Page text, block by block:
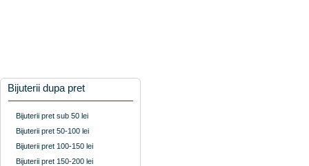
Bijuterii dupa pret
Bijuterii pret sub 50 lei
Bijuterii pret 50-100 lei
Bijuterii pret 100-150 lei
Bijuterii pret 150-200 lei